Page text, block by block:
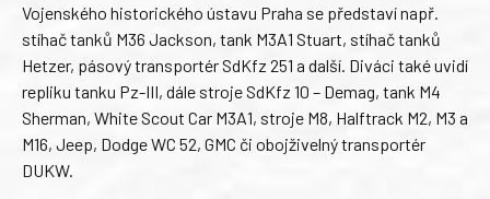
Vojenského historického ústavu Praha se představí např.
stíhač tanků M36 Jackson, tank M3A1 Stuart, stíhač tanků
Hetzer, pásový transportér SdKfz 251 a další. Diváci také uvidí
repliku tanku Pz-III, dále stroje SdKfz 10 – Demag, tank M4
Sherman, White Scout Car M3A1, stroje M8, Halftrack M2, M3 a
M16, Jeep, Dodge WC 52, GMC či obojživelný transportér
DUKW.